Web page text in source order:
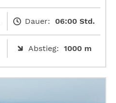
Dauer: 06:00 Std.
Abstieg: 1000 m